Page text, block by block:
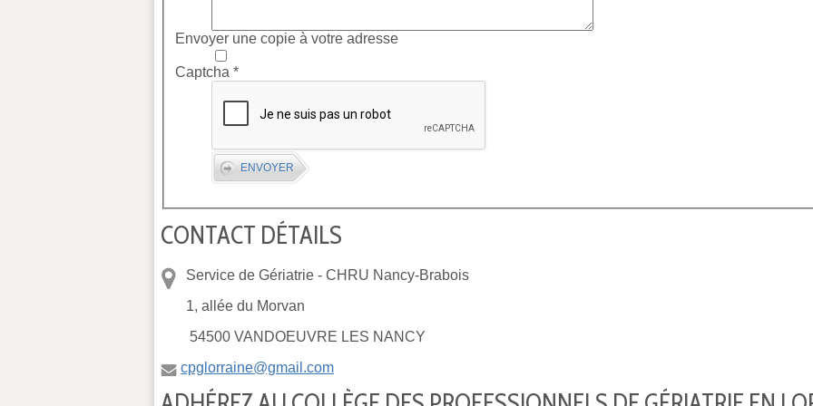
Envoyer une copie à votre adresse
Captcha *
ENVOYER
CONTACT DÉTAILS
Service de Gériatrie - CHRU Nancy-Brabois
1, allée du Morvan
54500 VANDOEUVRE LES NANCY
cpglorraine@gmail.com